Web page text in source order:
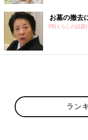
お墓の撤去
PR(くらしの話題)
ラン